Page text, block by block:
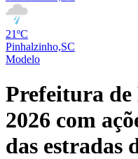
21ºC
Pinhalzinho,SC
Modelo
Prefeitura
2026 com
das estradas